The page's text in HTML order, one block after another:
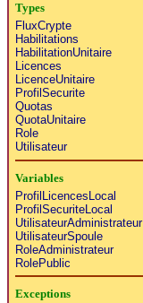
Types
FluxCrypte
Habilitations
HabilitationUnitaire
Licences
LicenceUnitaire
ProfilSecurite
Quotas
QuotaUnitaire
Role
Utilisateur
Variables
ProfilLicencesLocal
ProfilSecuriteLocal
UtilisateurAdministrateur
UtilisateurSpoule
RoleAdministrateur
RolePublic
Exceptions